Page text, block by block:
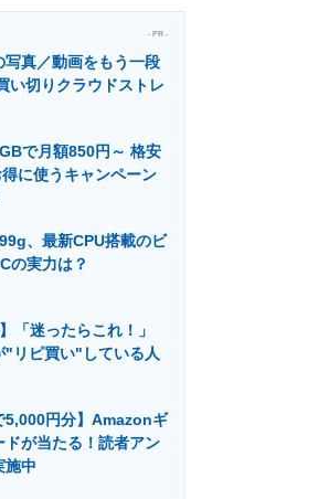
ケ×ITの今がよく分かる
×テクノロジーの最前線
- PR -
写真／動画をもう一段
い切りクラウドストレ
で月額850円～ 格安
に使うキャンペーン
、最新CPU搭載のビ
の実力は？
「迷ったらこれ！」
"リピ買い"している人
5,000円分】Amazonギ
ドが当たる！読者アン
施中